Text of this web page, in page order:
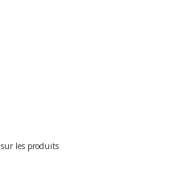
les produits